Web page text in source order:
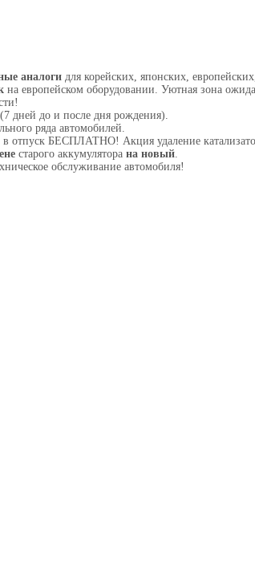
аналоги для корейских, японских,
на европейском оборудовании. Уютная зона
(7 дней до и после дня рождения).
ряда автомобилей.
в отпуск БЕСПЛАТНО! Акция удаление
старого аккумулятора на новый.
обслуживание автомобиля!